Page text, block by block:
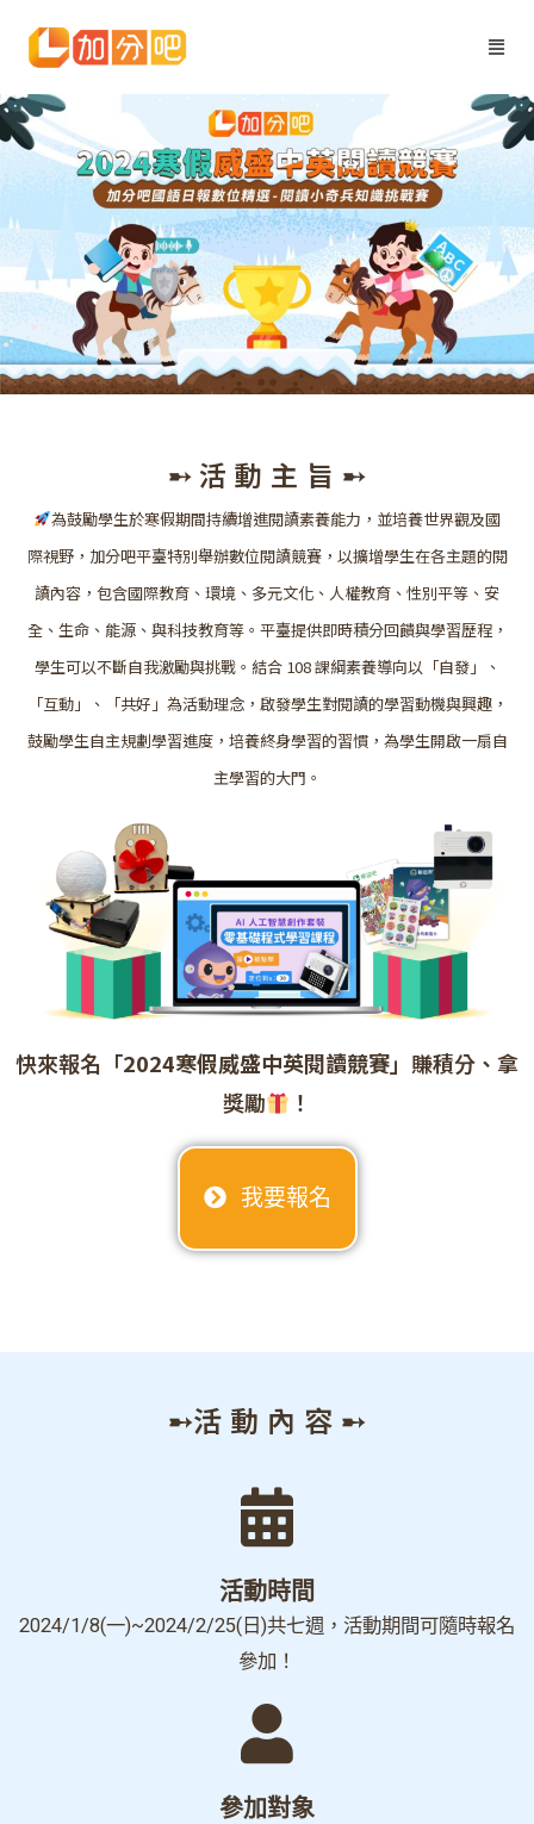
➸ 活 動 主 旨 ➸
為鼓勵學生於寒假期間持續增進閱讀素養能力，並培養世界觀及國
際視野，加分吧平臺特別舉辦數位閱讀競賽，以擴增學生在各主題的閱
讀內容，包含國際教育、環境、多元文化、人權教育、性別平等、安
全、生命、能源、與科技教育等。平臺提供即時積分回饋與學習歷程，
學生可以不斷自我激勵與挑戰。結合 108 課綱素養導向以「自發」、
「互動」、「共好」為活動理念，啟發學生對閱讀的學習動機與興趣，
鼓勵學生自主規劃學習進度，培養終身學習的習慣，為學生開啟一扇自
主學習的大門。
快來報名「2024寒假威盛中英閱讀競賽」賺積分、拿
獎勵
！
我要報名
➸活 動 內 容 ➸
活動時間
2024/1/8(一)~2024/2/25(日)共七週，活動期間可隨時報名
參加！
參加對象